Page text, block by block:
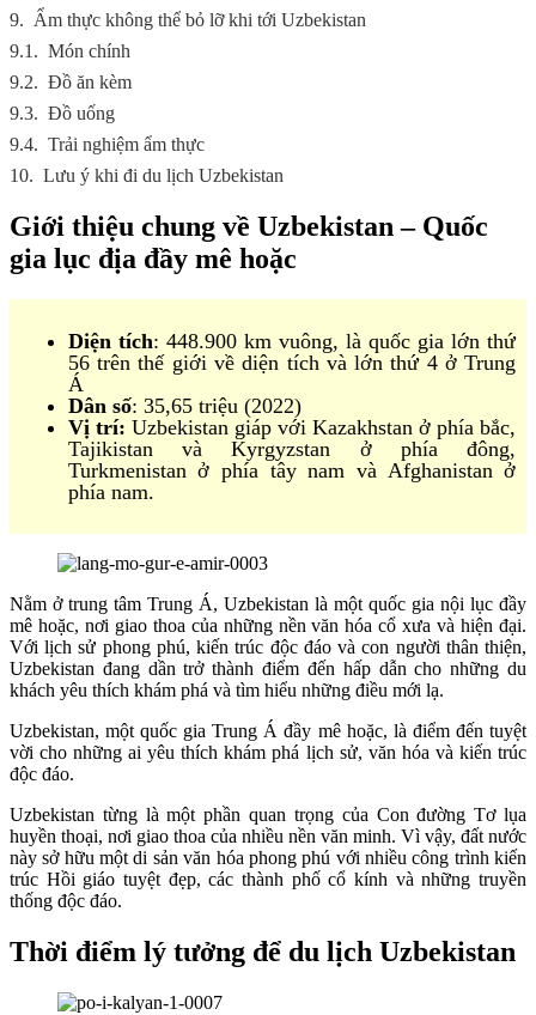
9. Ẩm thực không thể bỏ lỡ khi tới Uzbekistan
9.1. Món chính
9.2. Đồ ăn kèm
9.3. Đồ uống
9.4. Trải nghiệm ẩm thực
10. Lưu ý khi đi du lịch Uzbekistan
Giới thiệu chung về Uzbekistan – Quốc
gia lục địa đầy mê hoặc
Diện tích: 448.900 km vuông, là quốc gia lớn thứ
56 trên thế giới về diện tích và lớn thứ 4 ở Trung
Á
Dân số: 35,65 triệu (2022)
Vị trí: Uzbekistan giáp với Kazakhstan ở phía bắc,
Tajikistan và Kyrgyzstan ở phía đông,
Turkmenistan ở phía tây nam và Afghanistan ở
phía nam.
Nằm ở trung tâm Trung Á, Uzbekistan là một quốc gia nội lục đầy
mê hoặc, nơi giao thoa của những nền văn hóa cổ xưa và hiện đại.
Với lịch sử phong phú, kiến trúc độc đáo và con người thân thiện,
Uzbekistan đang dần trở thành điểm đến hấp dẫn cho những du
khách yêu thích khám phá và tìm hiểu những điều mới lạ.
Uzbekistan, một quốc gia Trung Á đầy mê hoặc, là điểm đến tuyệt
vời cho những ai yêu thích khám phá lịch sử, văn hóa và kiến trúc
độc đáo.
Uzbekistan từng là một phần quan trọng của Con đường Tơ lụa
huyền thoại, nơi giao thoa của nhiều nền văn minh. Vì vậy, đất nước
này sở hữu một di sản văn hóa phong phú với nhiều công trình kiến
trúc Hồi giáo tuyệt đẹp, các thành phố cổ kính và những truyền
thống độc đáo.
Thời điểm lý tưởng để du lịch Uzbekistan